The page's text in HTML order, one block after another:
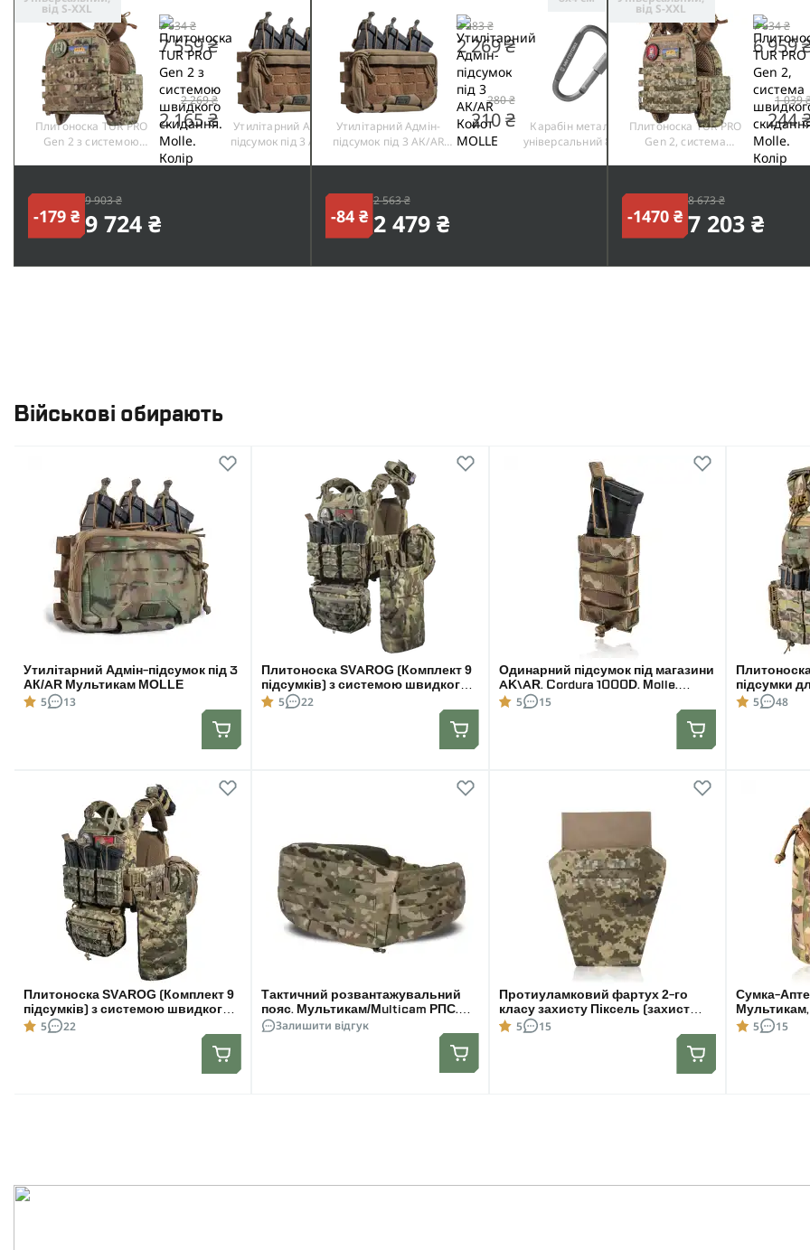
Плитоноска TUR PRO
Gen 2 з системою
від S-XXL
7 634 ₴
7 559 ₴
2 269 ₴
2 165 ₴
Утилітарний Адмін-
підсумок під 3 АК/AR
-179 ₴
9 903 ₴
9 724 ₴
Утилітарний Адмін-
підсумок під 3 АК/AR
2 283 ₴
2 269 ₴
280 ₴
210 ₴
Карабін металевий
універсальний 80 х 40
-84 ₴
2 563 ₴
2 479 ₴
Плитоноска TUR PRO
Gen 2, система
від S-XXL
7 634 ₴
6 959
1 039
244
-1470 ₴
8 673 ₴
7 203 ₴
Військові обирають
Утилітарний Адмін-підсумок під 3
АК/AR Мультикам MOLLE
5 13
Плитоноска SVAROG (Комплект 9
підсумків) з системою швидкого
скидання. Molle. Колір Мультикам.
5 22
Одинарний підсумок під магазини
AK\AR. Cordura 1000D. Molle.
Мультикам
5 15
підсумки
швидкого
5 48
Плитоноска SVAROG (Комплект 9
підсумків) з системою швидкого
скидання. Molle. Колір Піксель.
5 22
Тактичний розвантажувальний
пояс. Мультикам/Multicam РПС.
L/XLЗалишити відгук
Протиуламковий фартух 2-го
класу захисту Піксель (захист
паху з балістичним пакетом)
5 15
Сумка-
Мультикам,
під аптечку
5 15